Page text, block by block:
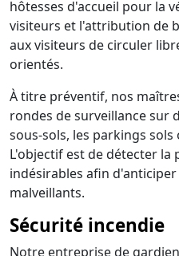
hôtesses d'accueil pour la
visiteurs et l'attribution de
aux visiteurs de circuler
orientés.
À titre préventif, nos
rondes de surveillance sur
sous-sols, les parkings
L'objectif est de détecter la
indésirables afin
malveillants.
Sécurité incendie
Notre entreprise de